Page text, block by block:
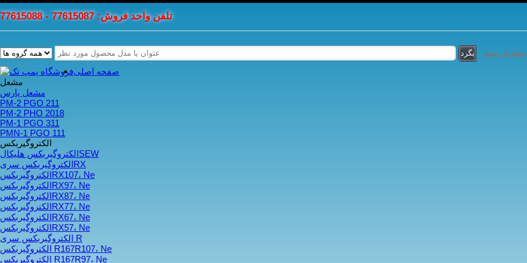
تلفن واحد فروش: 77615087 - 77615088
سفارش دهید
صفحه اصلی
مشعل
مشعل پارس
PM-2 PGO 211
PM-2 PHO 2018
PM-1 PGO 311
PMN-1 PGO 111
الکتروگیربکس
الکتروگیربکس هلیکالSEW
الکتروگیربکس سریRX
الکتروگیربکسRX107، Ne
الکتروگیربکسRX97، Ne
الکتروگیربکسRX87، Ne
الکتروگیربکسRX77، Ne
الکتروگیربکسRX67، Ne
الکتروگیربکسRX57، Ne
الکتروگیربکس سری R
الکتروگیربکس R167R107، Ne
الکتروگیربکس R167R97، Ne